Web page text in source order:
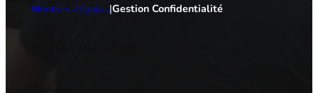
Mentions légales|Gestion Confidentialité